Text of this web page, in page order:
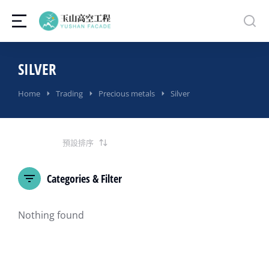
SILVER
You are here:
Home Trading Precious metals Silver
Categories & Filter
Nothing found